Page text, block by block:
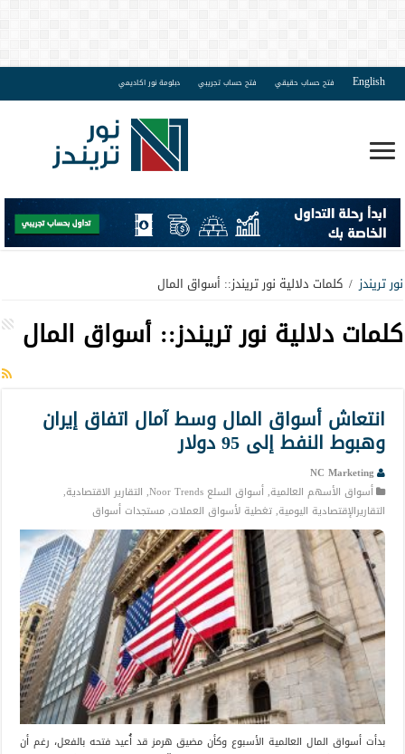
English فتح حساب حقيقي فتح حساب تجريبي دبلومة نور اكاديمي
نور تريندز / كلمات دلالية نور تريندز:: أسواق المال
كلمات دلالية نور تريندز::أسواق المال
انتعاش أسواق المال وسط آمال اتفاق إيران
وهبوط النفط إلى 95 دولار
NC Marketing
أسواق الأسهم العالمية,أسواق السلع Noor Trends , التقارير الاقتصادية,
التقاريرالإقتصادية اليومية,تغطية لأسواق العملات,مستجدات أسواق
بدأت أسواق المال العالمية الأسبوع وكأن مضيق هرمز قد أُعيد فتحه بالفعل، رغم أن